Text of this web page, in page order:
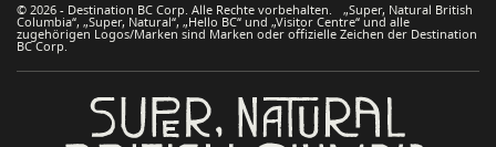
© 2026 - Destination BC Corp. Alle Rechte vorbehalten. „Super, Natural British
Columbia“, „Super, Natural“, „Hello BC“ und „Visitor Centre“ und alle
zugehörigen Logos/Marken sind Marken oder offizielle Zeichen der Destination
BC Corp.